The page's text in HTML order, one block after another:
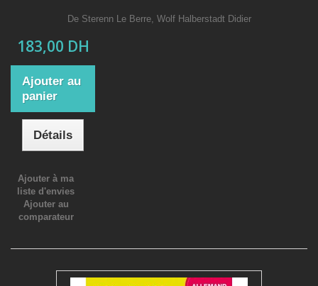
De Sterenn Le Berre, Wolf Halberstadt Didier
183,00 DH
Ajouter au
panier
Détails
Ajouter à ma
liste d'envies
Ajouter au
comparateur